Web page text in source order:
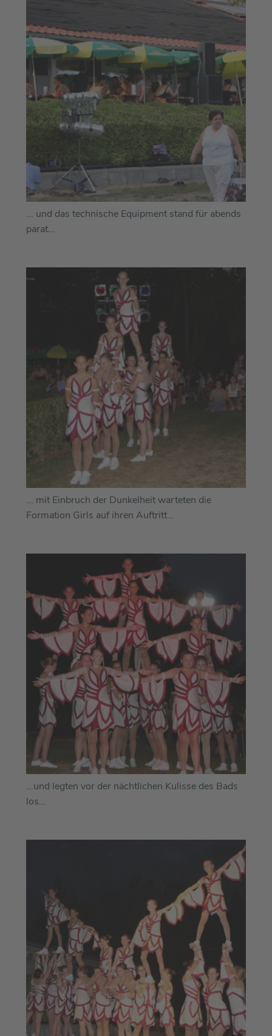
... und das technische Equipment stand für abends
parat...
... mit Einbruch der Dunkelheit warteten die
Formation Girls auf ihren Auftritt...
...und legten vor der nächtlichen Kulisse des Bads
los...